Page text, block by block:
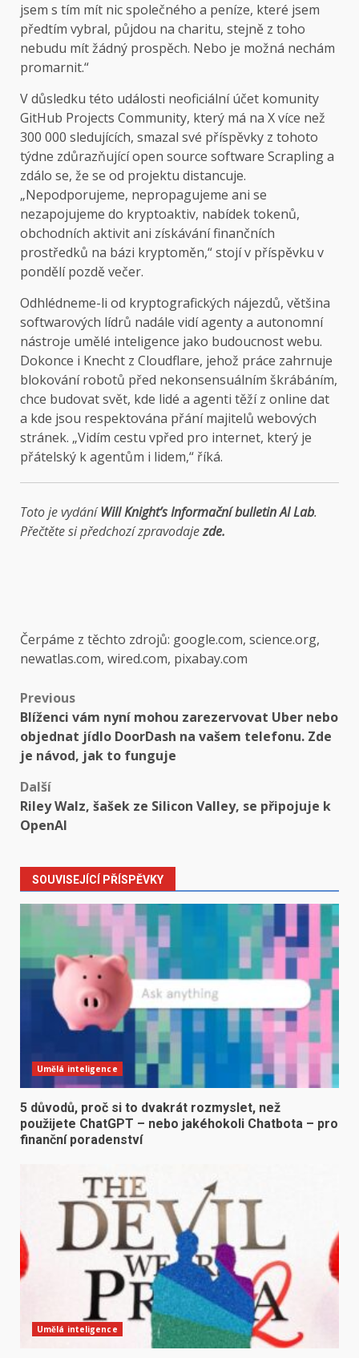
jsem s tím mít nic společného a peníze, které jsem
předtím vybral, půjdou na charitu, stejně z toho
nebudu mít žádný prospěch. Nebo je možná nechám
promarnit.“
V důsledku této události neoficiální účet komunity
GitHub Projects Community, který má na X více než
300 000 sledujících, smazal své příspěvky z tohoto
týdne zdůrazňující open source software Scrapling a
zdálo se, že se od projektu distancuje.
„Nepodporujeme, nepropagujeme ani se
nezapojujeme do kryptoaktiv, nabídek tokenů,
obchodních aktivit ani získávání finančních
prostředků na bázi kryptoměn,“ stojí v příspěvku v
pondělí pozdě večer.
Odhlédneme-li od kryptografických nájezdů, většina
softwarových lídrů nadále vidí agenty a autonomní
nástroje umělé inteligence jako budoucnost webu.
Dokonce i Knecht z Cloudflare, jehož práce zahrnuje
blokování robotů před nekonsensuálním škrábáním,
chce budovat svět, kde lidé a agenti těží z online dat
a kde jsou respektována přání majitelů webových
stránek. „Vidím cestu vpřed pro internet, který je
přátelský k agentům i lidem,“ říká.
Toto je vydání Will Knight’sInformační bulletin AI Lab.
Přečtěte si předchozí zpravodajezde.
Čerpáme z těchto zdrojů: google.com, science.org,
newatlas.com, wired.com, pixabay.com
Post
navigation
Previous
Blíženci vám nyní mohou zarezervovat Uber nebo
objednat jídlo DoorDash na vašem telefonu. Zde
je návod, jak to funguje
Další
Riley Walz, šašek ze Silicon Valley, se připojuje k
OpenAI
SOUVISEJÍCÍ PŘÍSPĚVKY
Umělá inteligence
5 důvodů, proč si to dvakrát rozmyslet, než
použijete ChatGPT – nebo jakéhokoli Chatbota – pro
finanční poradenství
Umělá inteligence